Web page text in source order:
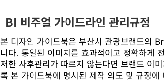
BI 비주얼 가이드라인 관리규정
본 디자인 가이드북은 부산시 관광브랜드의
니다. 통일된 이미지를 효과적이고 정확하게
저한 사후관리가 따르지 않는다면 브랜드 이
록 본 가이드북에 명시된 제작 의도 및 규정